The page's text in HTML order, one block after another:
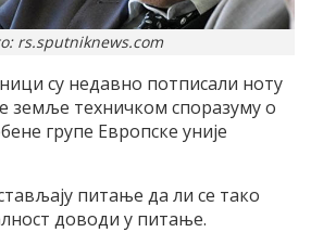
rs.sputniknews.com
су недавно потписали ноту
земље техничком споразуму о
групе Европске уније
питање да ли се тако
доводи у питање.